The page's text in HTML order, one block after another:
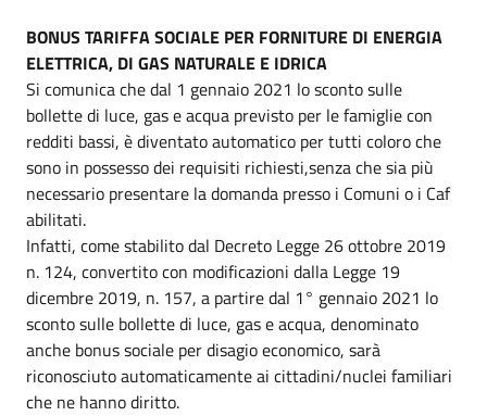
BONUS TARIFFA SOCIALE PER FORNITURE DI ENERGIA
ELETTRICA, DI GAS NATURALE E IDRICA
Si comunica che dal 1 gennaio 2021 lo sconto sulle
bollette di luce, gas e acqua previsto per le famiglie con
redditi bassi, è diventato automatico per tutti coloro che
sono in possesso dei requisiti richiesti,senza che sia più
necessario presentare la domanda presso i Comuni o i Caf
abilitati.
Infatti, come stabilito dal Decreto Legge 26 ottobre 2019
n. 124, convertito con modificazioni dalla Legge 19
dicembre 2019, n. 157, a partire dal 1° gennaio 2021 lo
sconto sulle bollette di luce, gas e acqua, denominato
anche bonus sociale per disagio economico, sarà
riconosciuto automaticamente ai cittadini/nuclei familiari
che ne hanno diritto.